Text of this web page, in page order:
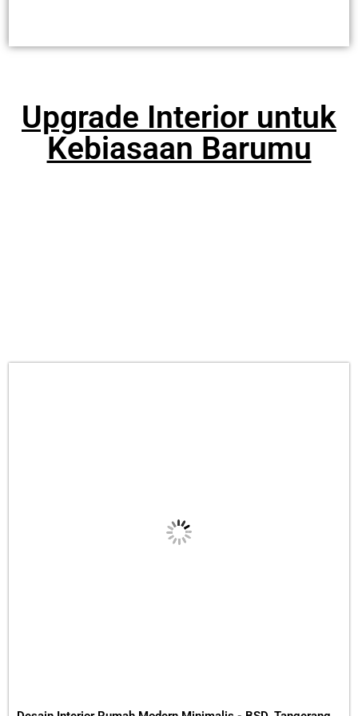
Upgrade Interior untuk
Kebiasaan Barumu